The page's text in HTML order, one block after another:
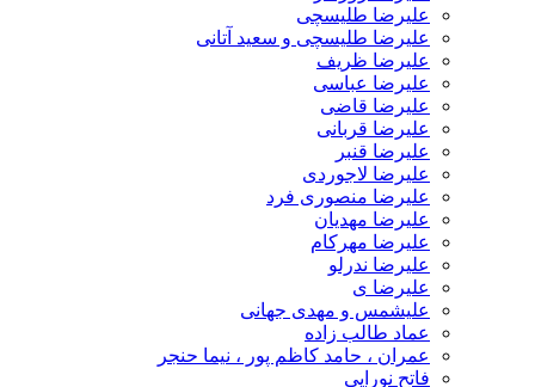
علیرضا طلیسچی
علیرضا طلیسچی و سعید آتانی
علیرضا ظریف
علیرضا عباسی
علیرضا قاضی
علیرضا قربانی
علیرضا قنبر
علیرضا لاجوردی
علیرضا منصوری فرد
علیرضا مهدیان
علیرضا مهرکام
علیرضا ندرلو
علیرضا ی
علیشمس و مهدی جهانی
عماد طالب زاده
عمران ، حامد کاظم پور ، نیما حنجر
فاتح نورایی